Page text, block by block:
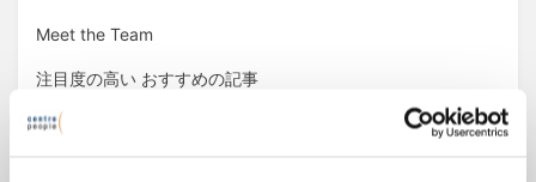
Meet the Team
注目度の高い おすすめの記事
あっと驚く事件簿